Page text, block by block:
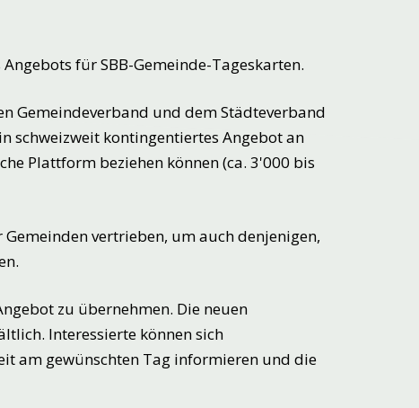
für SBB-Gemeinde-Tageskarten.
Gemeindeverband und dem Städteverband
schweizweit kontingentiertes Angebot an
Plattform beziehen können (ca. 3'000 bis
Gemeinden vertrieben, um auch denjenigen,
zu übernehmen. Die neuen
Interessierte können sich
am gewünschten Tag informieren und die